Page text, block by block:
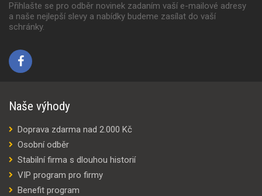
Přihlašte se pro odběr novinek zadaním vaší e-mailové adresy
a naše nejlepší slevy a nabídky budeme zasílat do vaší
schránky.
Naše výhody
Doprava zdarma nad 2.000 Kč
Osobní odběr
Stabilní firma s dlouhou historií
VIP program pro firmy
Benefit program